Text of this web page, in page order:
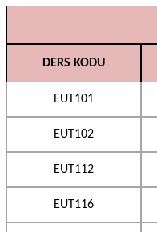
DERS KODU
EUT101
EUT102
EUT112
EUT116